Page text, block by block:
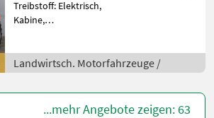
Treibstoff: Elektrisch,
Kabine,
Elektroantrieb Der Grizzly
Hoflader Modell
810ELEKTRO ist ein
moderner und
Landwirtsch. Motorfahrzeuge /
...mehr Angebote zeigen: 63